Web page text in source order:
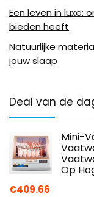
Een leven in luxe:
bieden heeft
Natuurlijke
jouw slaap
Deal van de
Mini-
Op
€409.66